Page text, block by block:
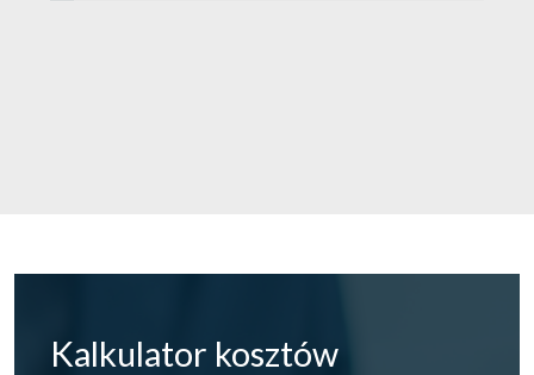
Kalkulator kosztów